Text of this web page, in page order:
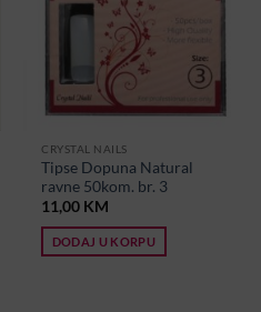
CRYSTAL NAILS
Tipse Dopuna Natural
ravne 50kom. br. 3
11,00 KM
DODAJ U KORPU